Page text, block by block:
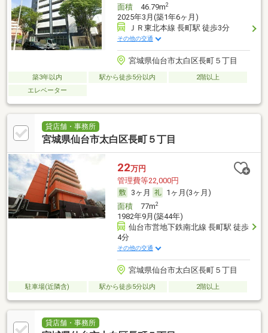
面積46.79m2
2025年3月(築1年6ヶ月)
ＪＲ東北本線 長町駅 徒歩3分
その他の交通
宮城県仙台市太白区長町５丁目
築3年以内 駅から徒歩5分以内
2階以上
エレベーター
貸店舗・事務所
宮城県仙台市太白区長町５丁目
22万円
管理費等22,000円
3ヶ月
1ヶ月(3ヶ月)
面積77m2
1982年9月(築44年)
仙台市営地下鉄南北線 長町駅 徒歩
4分
その他の交通
宮城県仙台市太白区長町５丁目
駐車場(近隣含) 駅から徒歩5分以内 2階以上
貸店舗・事務所